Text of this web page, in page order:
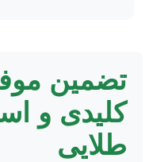
تضمین
کلیدی و
طلایی